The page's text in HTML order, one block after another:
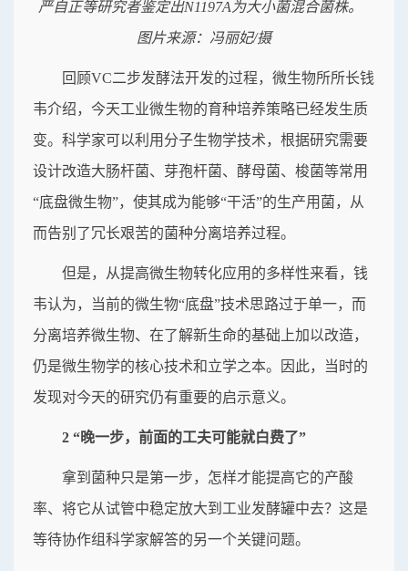
严自正等研究者鉴定出N1197A为大小菌混合菌株。
图片来源：冯丽妃/摄
回顾VC二步发酵法开发的过程，微生物所所长钱
韦介绍，今天工业微生物的育种培养策略已经发生质
变。科学家可以利用分子生物学技术，根据研究需要
设计改造大肠杆菌、芽孢杆菌、酵母菌、梭菌等常用
“底盘微生物”，使其成为能够“干活”的生产用菌，从
而告别了冗长艰苦的菌种分离培养过程。
但是，从提高微生物转化应用的多样性来看，钱
韦认为，当前的微生物“底盘”技术思路过于单一，而
分离培养微生物、在了解新生命的基础上加以改造，
仍是微生物学的核心技术和立学之本。因此，当时的
发现对今天的研究仍有重要的启示意义。
2 “晚一步，前面的工夫可能就白费了”
拿到菌种只是第一步，怎样才能提高它的产酸
率、将它从试管中稳定放大到工业发酵罐中去？这是
等待协作组科学家解答的另一个关键问题。